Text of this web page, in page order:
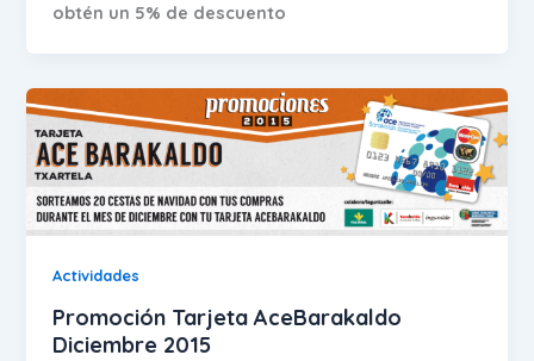
obtén un 5% de descuento
Actividades
Promoción Tarjeta AceBarakaldo
Diciembre 2015